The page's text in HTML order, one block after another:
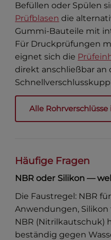
Befüllen oder Spülen
Prüfblasen die
Gummi-Bauteile mit
Für Druckprüfungen
eignet sich die
direkt anschließbar an
Alle
Häufige Fragen
NBR oder Silikon —
Die Faustregel: NBR
Anwendungen,
NBR (Nitrilkautschuk)
beständig gegen